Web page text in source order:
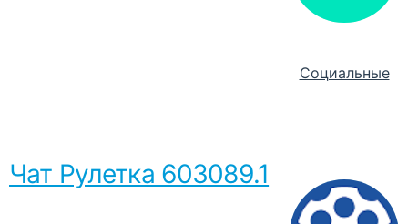
Социальные
Чат Рулетка 603089.1